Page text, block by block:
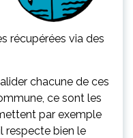
récupérées via des
chacune de ces
ce sont les
par exemple
respecte bien le